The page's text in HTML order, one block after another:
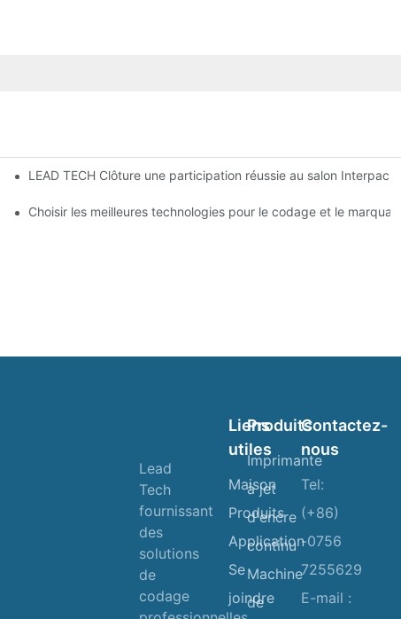
LEAD TECH Clôture une participation réussie au salon
Choisir les meilleures technologies pour le codage et le
Lead
Tech
fournissant
des
solutions
de
codage
Liens
utiles
Maison
Produits
Application
Se
joindre
Produits
Imprimante
à jet
d'encre
continu
Machine
de
Contactez-
nous
Tel:
(+86)
-0756
7255629
E-mail :